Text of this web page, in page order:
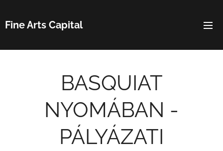
Fine Arts Capital
BASQUIAT
NYOMÁBAN -
PÁLYÁZATI